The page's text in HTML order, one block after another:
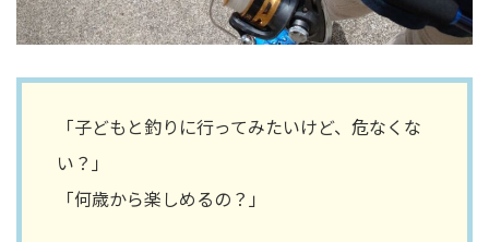
「子どもと釣りに行ってみたいけど、危なくな
い？」
「何歳から楽しめるの？」